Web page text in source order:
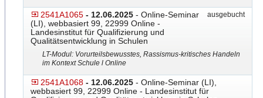
2541A1065 - 12.06.2025 - Online-Seminar
(LI), webbasiert 99, 22999 Online -
Landesinstitut für Qualifizierung und
Qualitätsentwicklung in Schulen
ausgebucht
LT-Modul: Vorurteilsbewusstes, Rassismus-kritisches Handeln
im Kontext Schule l Online
2541A1068 - 12.06.2025 - Online-Seminar (LI),
webbasiert 99, 22999 Online - Landesinstitut für